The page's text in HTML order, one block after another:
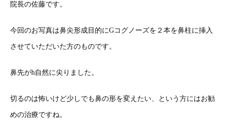
院長の佐藤です。
今回のお写真は鼻尖形成目的にGコグノーズを２本を鼻柱に挿入
させていただいた方のものです。
鼻先がh自然に尖りました。
切るのは怖いけど少しでも鼻の形を変えたい、という方にはお勧
めの治療ですね。